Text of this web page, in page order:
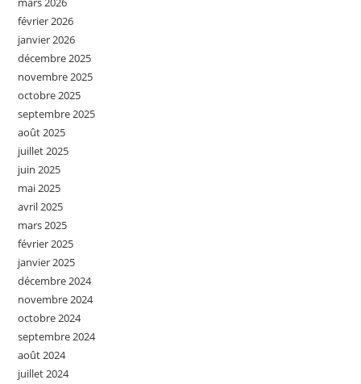
février 2026
janvier 2026
décembre 2025
novembre 2025
octobre 2025
septembre 2025
août 2025
juillet 2025
juin 2025
mai 2025
avril 2025
mars 2025
février 2025
janvier 2025
décembre 2024
novembre 2024
octobre 2024
septembre 2024
août 2024
juillet 2024